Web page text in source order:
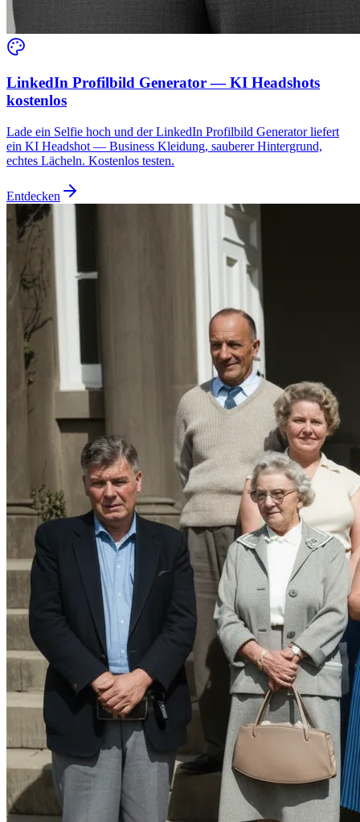
LinkedIn Profilbild Generator — KI Headshots
kostenlos
Lade ein Selfie hoch und der LinkedIn Profilbild Generator liefert
ein KI Headshot — Business Kleidung, sauberer Hintergrund,
echtes Lächeln. Kostenlos testen.
Entdecken